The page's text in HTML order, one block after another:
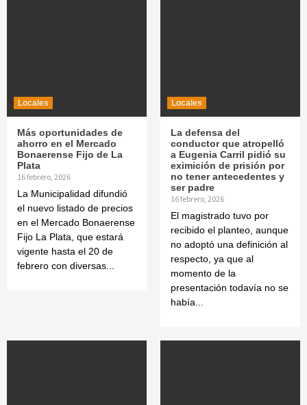
Locales
Más oportunidades de
ahorro en el Mercado
Bonaerense Fijo de La
Plata
16 febrero, 2026
La Municipalidad difundió
el nuevo listado de precios
en el Mercado Bonaerense
Fijo La Plata, que estará
vigente hasta el 20 de
febrero con diversas...
Locales
La defensa del
conductor que atropelló
a Eugenia Carril pidió su
eximición de prisión por
no tener antecedentes y
ser padre
16 febrero, 2026
El magistrado tuvo por
recibido el planteo, aunque
no adoptó una definición al
respecto, ya que al
momento de la
presentación todavía no se
había...